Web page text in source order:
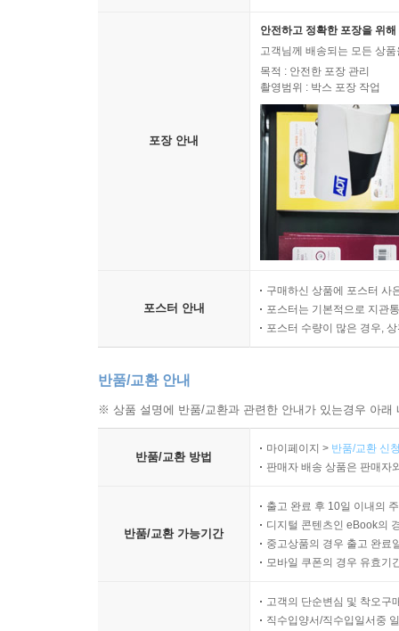
포장 안내
안전하고 정확한 포장을 위
고객님께 배송되는 모든 상
목적 : 안전한 포장 관리
촬영범위 : 박스 포장 작업
포스터 안내
구매하신 상품에 포스터 사
포스터는 기본적으로 지관
포스터 수량이 많은 경우,
반품/교환 안내
※ 상품 설명에 반품/교환과 관련한 안내가 있는경우 아
반품/교환 방법
마이페이지 > 반품/교환 신
판매자 배송 상품은 판매자
반품/교환 가능기간
출고 완료 후 10일 이내의
디지털 콘텐츠인 eBook의
중고상품의 경우 출고 완료
모바일 쿠폰의 경우 유효기
고객의 단순변심 및 착오구
직수입양서/직수입일서중